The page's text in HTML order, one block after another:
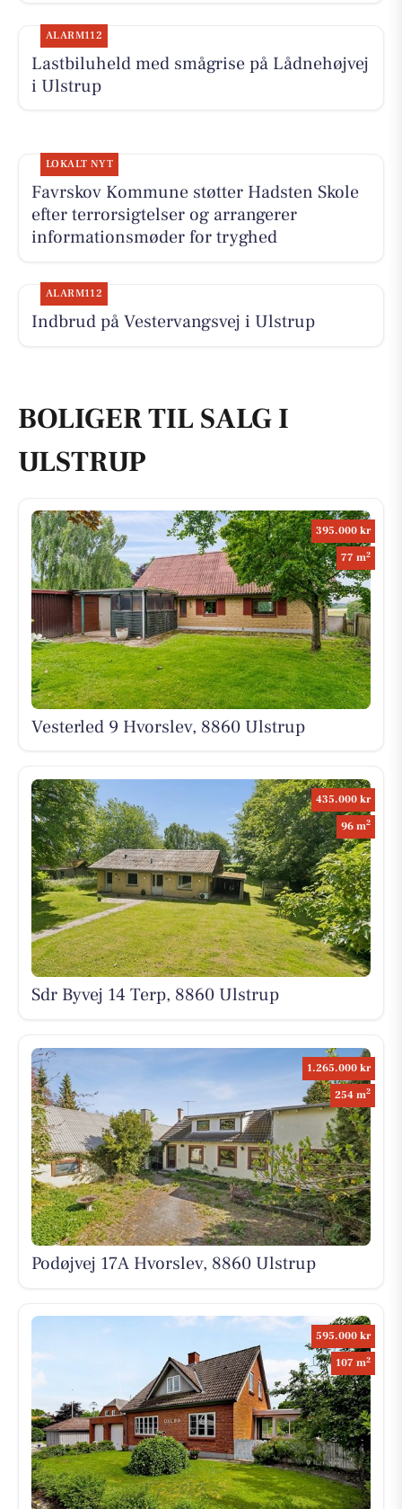
ALARM112
Lastbiluheld med smågrise på Lådnehøjvej
i Ulstrup
LOKALT NYT
Favrskov Kommune støtter Hadsten Skole
efter terrorsigtelser og arrangerer
informationsmøder for tryghed
ALARM112
Indbrud på Vestervangsvej i Ulstrup
BOLIGER TIL SALG I
ULSTRUP
395.000 kr
77 m2
Vesterled 9 Hvorslev, 8860 Ulstrup
435.000 kr
96 m2
Sdr Byvej 14 Terp, 8860 Ulstrup
1.265.000 kr
254 m2
Podøjvej 17A Hvorslev, 8860 Ulstrup
595.000 kr
107 m2